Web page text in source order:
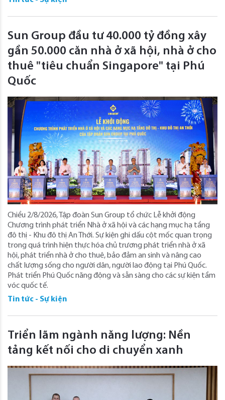
Sun Group đầu tư 40.000 tỷ đồng xây
gần 50.000 căn nhà ở xã hội, nhà ở cho
thuê "tiêu chuẩn Singapore" tại Phú
Quốc
Chiều 2/8/2026, Tập đoàn Sun Group tổ chức Lễ khởi động
Chương trình phát triển Nhà ở xã hội và các hạng mục hạ tầng
đô thị - Khu đô thị An Thới. Sự kiện ghi dấu cột mốc quan trọng
trong quá trình hiện thực hóa chủ trương phát triển nhà ở xã
hội, phát triển nhà ở cho thuê, bảo đảm an sinh và nâng cao
chất lượng sống cho người dân, người lao động tại Phú Quốc.
Phát triển Phú Quốc năng động và sẵn sàng cho các sự kiện tầm
vóc quốc tế.
Tin tức - Sự kiện
Triển lãm ngành năng lượng: Nền
tảng kết nối cho di chuyển xanh